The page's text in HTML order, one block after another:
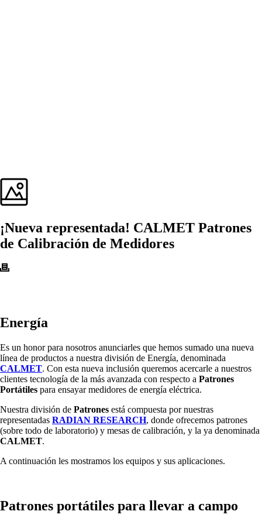
¡Nueva representada! CALMET Patrones
de Calibración de Medidores
Energía
Es un honor para nosotros anunciarles que hemos sumado una nueva
línea de productos a nuestra división de Energía, denominada
CALMET. Con esta nueva inclusión queremos acercarle a nuestros
clientes tecnología de la más avanzada con respecto a Patrones
Portátiles para ensayar medidores de energía eléctrica.
Nuestra división de Patrones está compuesta por nuestras
representadas RADIAN RESEARCH, donde ofrecemos patrones
(sobre todo de laboratorio) y mesas de calibración, y la ya denominada
CALMET.
A continuación les mostramos los equipos y sus aplicaciones.
Patrones portátiles para llevar a campo